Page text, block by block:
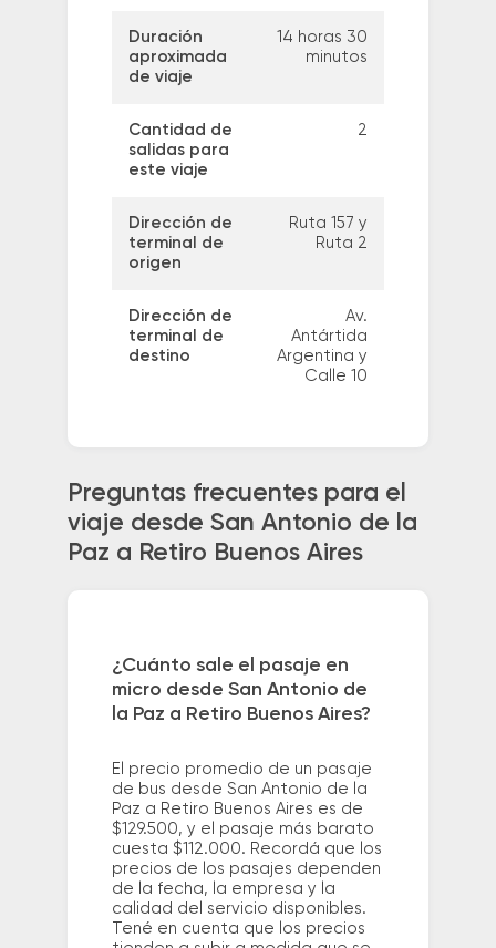
Duración
aproximada
de viaje
14 horas 30
minutos
Cantidad de
salidas para
este viaje
2
Dirección de
terminal de
origen
Ruta 157 y
Ruta 2
Dirección de
terminal de
destino
Av.
Antártida
Argentina y
Calle 10
Preguntas frecuentes para el
viaje desde San Antonio de la
Paz a Retiro Buenos Aires
¿Cuánto sale el pasaje en
micro desde San Antonio de
la Paz a Retiro Buenos Aires?
El precio promedio de un pasaje
de bus desde San Antonio de la
Paz a Retiro Buenos Aires es de
$129.500, y el pasaje más barato
cuesta $112.000. Recordá que los
precios de los pasajes dependen
de la fecha, la empresa y la
calidad del servicio disponibles.
Tené en cuenta que los precios